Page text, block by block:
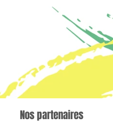
Nos partenaires